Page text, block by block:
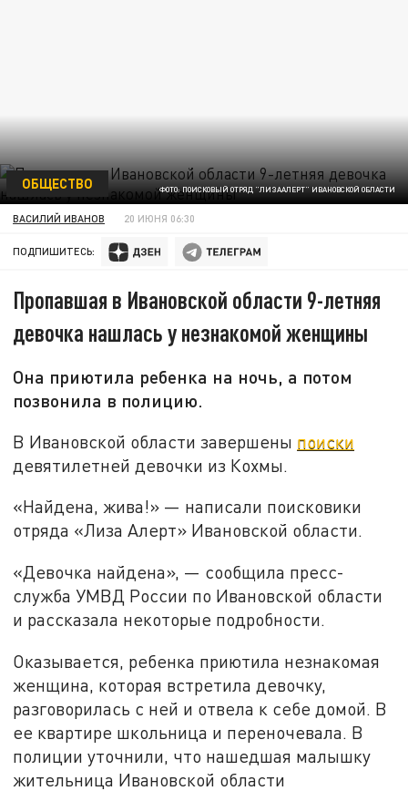
ФОТО: ПОИСКОВЫЙ ОТРЯД "ЛИЗААЛЕРТ" ИВАНОВСКОЙ ОБЛАСТИ
ОБЩЕСТВО
ВАСИЛИЙ ИВАНОВ 20 ИЮНЯ 06:30
ПОДПИШИТЕСЬ:
Пропавшая в Ивановской области 9-летняя
девочка нашлась у незнакомой женщины
Она приютила ребенка на ночь, а потом
позвонила в полицию.
В Ивановской области завершены поиски
девятилетней девочки из Кохмы.
«Найдена, жива!» — написали поисковики
отряда «Лиза Алерт» Ивановской области.
«Девочка найдена», — сообщила пресс-
служба УМВД России по Ивановской области
и рассказала некоторые подробности.
Оказывается, ребенка приютила незнакомая
женщина, которая встретила девочку,
разговорилась с ней и отвела к себе домой. В
ее квартире школьница и переночевала. В
полиции уточнили, что нашедшая малышку
жительница Ивановской области